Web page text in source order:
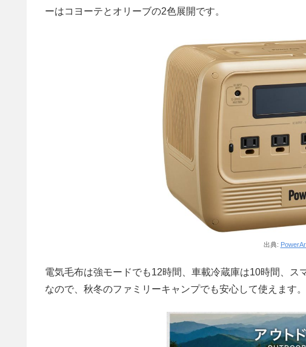
ーはコヨーテとオリーブの2色展開です。
出典:
電気毛布は強モードでも12時間、車載冷蔵庫は10時間、ス
なので、秋冬のファミリーキャンプでも安心して使えます。